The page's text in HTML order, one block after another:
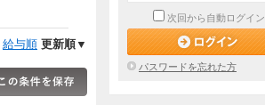
給与順 更新順▼
次回から自動ログイン
パスワードを忘れた方